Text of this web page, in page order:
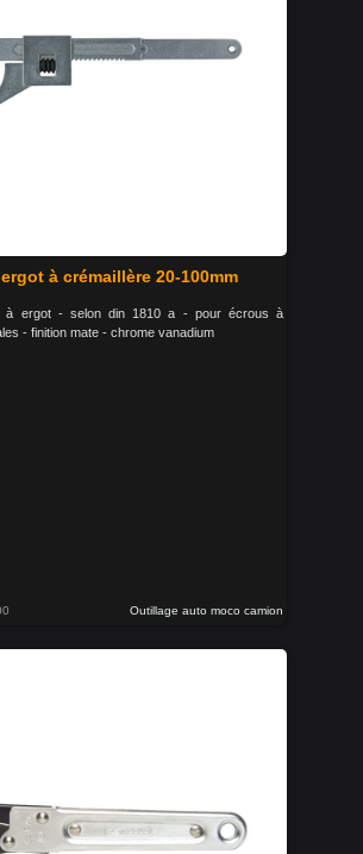
à crémaillère 20-100mm
à ergot - selon din 1810 a - pour écrous à
- finition mate - chrome vanadium
Outillage auto moco camion